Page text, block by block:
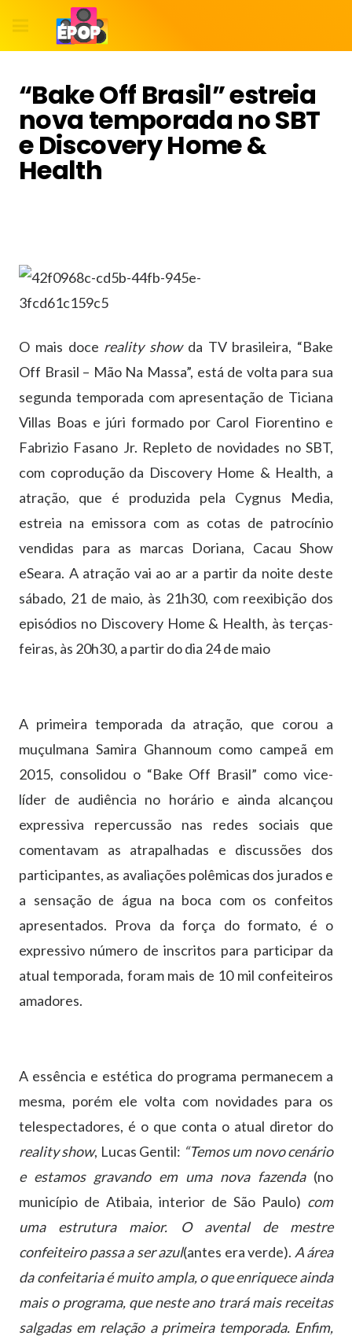
“Bake Off Brasil” estreia
nova temporada no SBT
e Discovery Home &
Health
O mais doce reality showda TV brasileira, “Bake
Off Brasil – Mão Na Massa”, está de volta para sua
segunda temporada com apresentação de Ticiana
Villas Boas e júri formado por Carol Fiorentino e
Fabrizio Fasano Jr. Repleto de novidades no SBT,
com coprodução da Discovery Home & Health, a
atração, que é produzida pela Cygnus Media,
estreia na emissora com as cotas de patrocínio
vendidas para as marcas Doriana, Cacau Show
eSeara. A atração vai ao ar a partir da noite deste
sábado, 21 de maio, às 21h30, com reexibição dos
episódios no Discovery Home & Health, às terças-
feiras, às 20h30, a partir do dia 24 de maio
A primeira temporada da atração, que corou a
muçulmana Samira Ghannoum como campeã em
2015, consolidou o “Bake Off Brasil” como vice-
líder de audiência no horário e ainda alcançou
expressiva repercussão nas redes sociais que
comentavam as atrapalhadas e discussões dos
participantes, as avaliações polêmicas dos jurados e
a sensação de água na boca com os confeitos
apresentados. Prova da força do formato, é o
expressivo número de inscritos para participar da
atual temporada, foram mais de 10 mil confeiteiros
amadores.
A essência e estética do programa permanecem a
mesma, porém ele volta com novidades para os
telespectadores, é o que conta o atual diretor do
reality show, Lucas Gentil: “Temos um novo cenário
e estamos gravando em uma nova fazenda (no
município de Atibaia, interior de São Paulo) com
uma estrutura maior. O avental de mestre
confeiteiro passa a ser azul(antes era verde). A área
da confeitaria é muito ampla, o que enriquece ainda
mais o programa, que neste ano trará mais receitas
salgadas em relação a primeira temporada. Enfim,